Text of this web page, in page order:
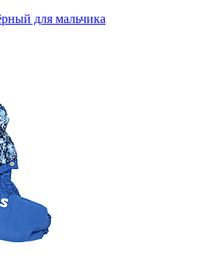
для мальчика